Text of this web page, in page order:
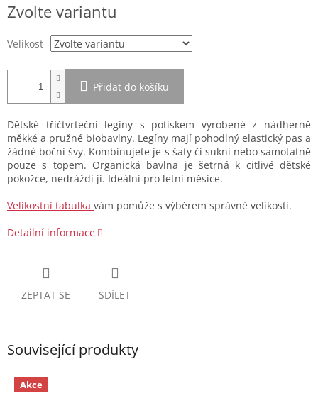
cena:
Zvolte variantu
Velikost
Přidat do košíku
Dětské tříčtvrteční legíny s potiskem vyrobené z nádherně
měkké a pružné biobavlny. Legíny mají pohodlný elastický pas a
žádné boční švy. Kombinujete je s šaty či sukní nebo samotatně
pouze s topem. Organická bavlna je šetrná k citlivé dětské
pokožce, nedráždí ji. Ideální pro letní měsíce.
Velikostní tabulka vám pomůže s výběrem správné velikosti.
Detailní informace
ZEPTAT SE SDÍLET
Související produkty
Akce